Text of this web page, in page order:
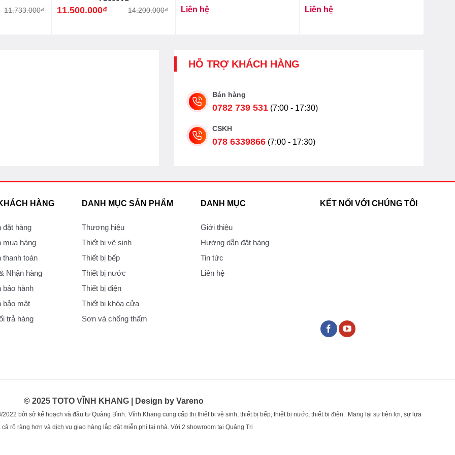
11.733.000₫
14.200.000₫
Giá
11.500.000₫
Giá
Liên hệ Liên hệ
HỖ TRỢ KHÁCH HÀNG
Bán hàng
0782 739 531 (7:00 - 17:30)
CSKH
078 6339866 (7:00 - 17:30)
HÀNG
đặt hàng
mua hàng
toán
Nhận hàng
bảo hành
bảo mật
trả hàng
DANH MỤC SẢN PHẨM
Thương hiệu
Thiết bị vệ sinh
Thiết bị bếp
Thiết bị nước
Thiết bị điện
Thiết bị khóa cửa
Sơn và chống thấm
DANH MỤC
Giới thiệu
Hướng dẫn đặt hàng
Tin tức
Liên hệ
KẾT NỐI VỚI CHÚNG TÔI
© 2025 TOTO VĨNH KHANG | Design by Vareno
bởi sở kế hoạch và đầu tư Quảng Bình. Vĩnh Khang cung cấp thị thiết bị vệ sinh, thiết bị bếp, thiết bị nước, thiết bị điện. Mang lại sự tiện lợi, sự lựa
cả rõ ràng hơn và dịch vụ giao hàng lắp đặt miễn phí tại nhà. Với 2 showroom tại Quảng Trị